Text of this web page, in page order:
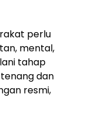
perlu
mental,
tahap
dan
resmi,